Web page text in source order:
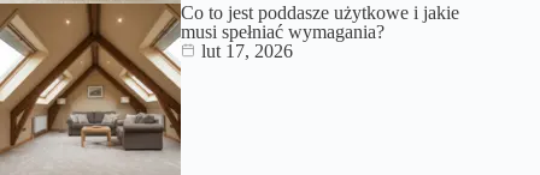
Co to jest poddasze użytkowe i jakie
musi spełniać wymagania?
lut 17, 2026